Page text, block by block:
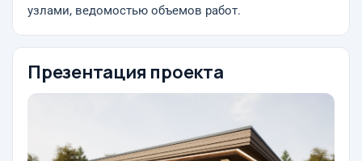
узлами, ведомостью объемов работ.
Презентация проекта